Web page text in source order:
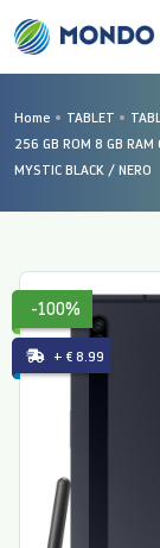
Home TABLET
256 GB ROM 8 GB RAM
MYSTIC BLACK / NERO
-100%
+ € 8.99